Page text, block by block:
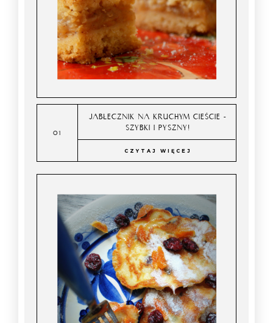
JABŁECZNIK NA KRUCHYM CIEŚCIE -
SZYBKI I PYSZNY!
CZYTAJ WIĘCEJ